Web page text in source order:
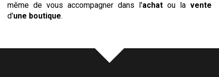
même de vous accompagner dans l'achat ou la vente
d'une boutique.